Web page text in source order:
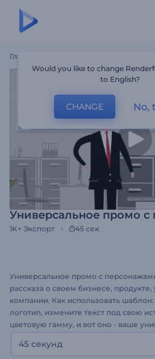
Главная Универсальное
Универсальное промо
1K+ Экспорт 45 сек
Универсальное промо с
рассказа о своем бизнесе, продукте,
компании. Как использовать шаблон:
логотип, измените текст под свою
цветовую гамму, и вот оно - ваше
можно использовать в качестве
самостоятельного объясняющего
45 секунд
Would you like to change
to English?
CHANGE No,